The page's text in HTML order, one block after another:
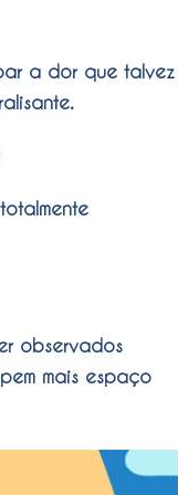
a dor que talvez
observados
mais espaço